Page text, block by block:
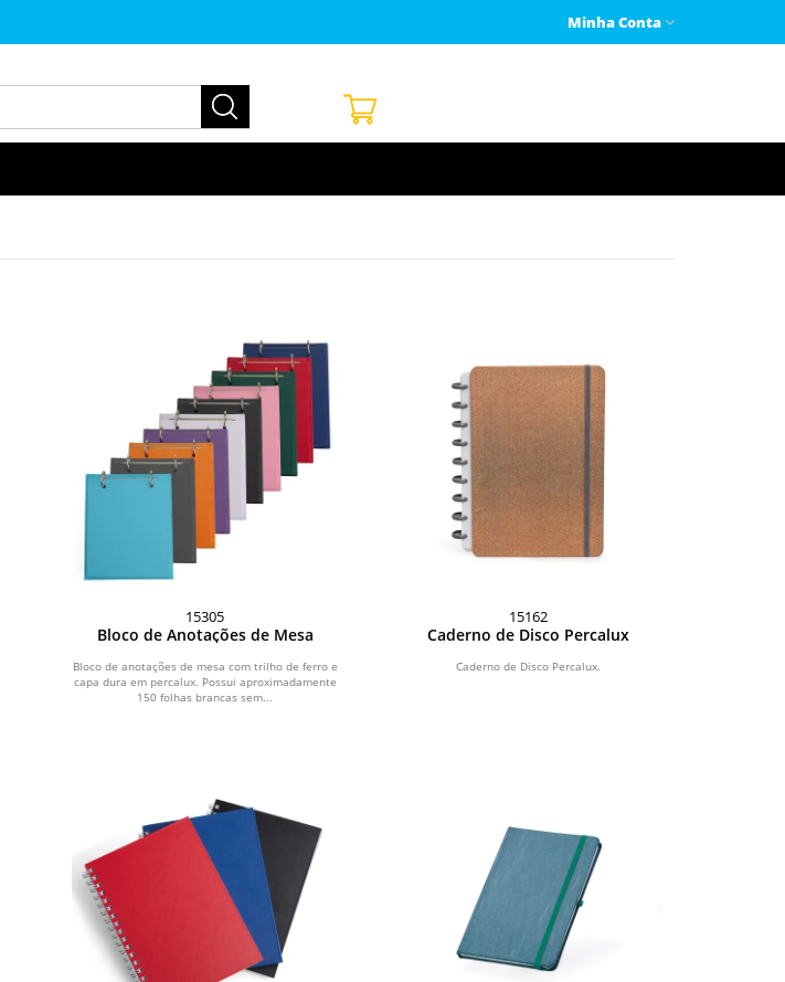
Minha Conta
15305
Bloco de Anotações de Mesa
Bloco de anotações de mesa com trilho de ferro e
capa dura em percalux. Possui aproximadamente
150 folhas brancas sem...
15162
Caderno de Disco Percalux
Caderno de Disco Percalux.